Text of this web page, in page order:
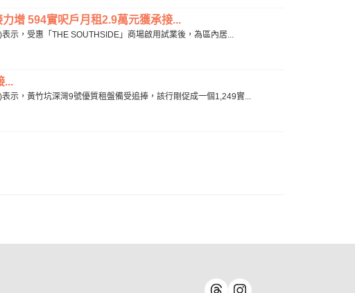
增 594實呎戶月租2.9萬元獲承接...
示，受惠「THE SOUTHSIDE」商場啟用試業後，為區內居...
...
示，黃竹坑深灣9號優質租盤備受追捧，該行剛促成一個1,249實...